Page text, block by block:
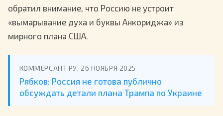
обратил внимание, что Россию не устроит
«вымарывание духа и буквы Анкориджа» из
мирного плана США.
КОММЕРСАНТ РУ, 26 НОЯБРЯ 2025
Рябков: Россия не готова публично
обсуждать детали плана Трампа по Украине